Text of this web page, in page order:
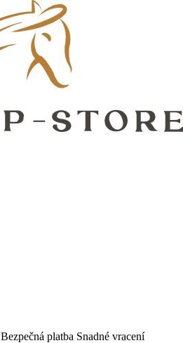
Bezpečná platba Snadné vracení